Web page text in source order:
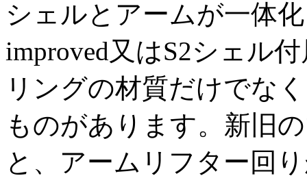
シェルとアームが一体
improved又はS2シェル
リングの材質だけでな
ものがあります。新旧
と、アームリフター回